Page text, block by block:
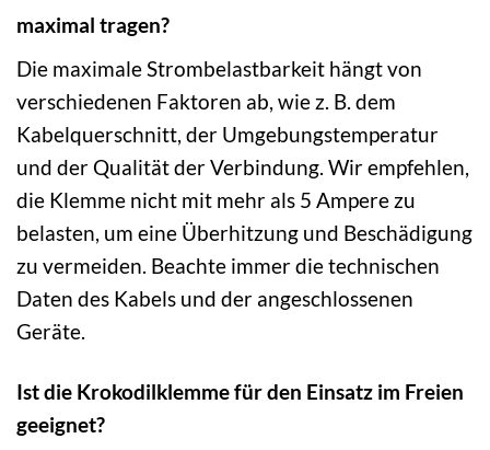
maximal tragen?
Die maximale Strombelastbarkeit hängt von
verschiedenen Faktoren ab, wie z. B. dem
Kabelquerschnitt, der Umgebungstemperatur
und der Qualität der Verbindung. Wir empfehlen,
die Klemme nicht mit mehr als 5 Ampere zu
belasten, um eine Überhitzung und Beschädigung
zu vermeiden. Beachte immer die technischen
Daten des Kabels und der angeschlossenen
Geräte.
Ist die Krokodilklemme für den Einsatz im Freien
geeignet?